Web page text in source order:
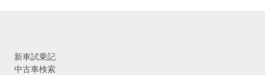
新車試乗記
中古車検索